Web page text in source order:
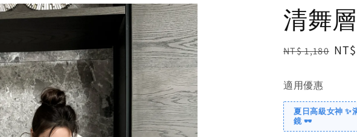
清舞
Regular
NT$ 1,180 Sale
適用優惠
夏日高級女神 ✨
鏡 🕶️